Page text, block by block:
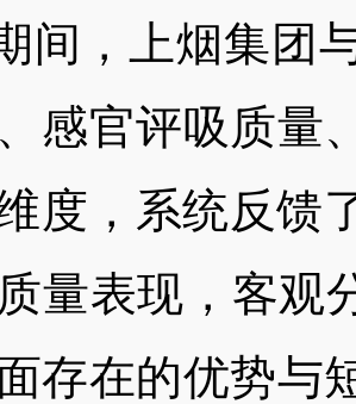
间，上烟集团
感官评吸质量
度，系统反馈
量表现，客观
存在的优势与